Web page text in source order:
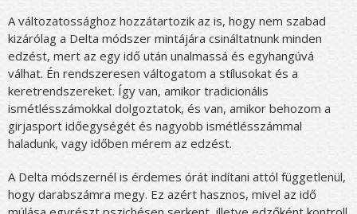
A változatossághoz hozzátartozik az is, hogy nem szabad
kizárólag a Delta módszer mintájára csináltatnunk minden
edzést, mert az egy idő után unalmassá és egyhangúvá
válhat. Én rendszeresen váltogatom a stílusokat és a
keretrendszereket. Így van, amikor tradicionális
ismétlésszámokkal dolgoztatok, és van, amikor behozom a
girjasport időegységét és nagyobb ismétlésszámmal
haladunk, vagy időben mérem az edzést.
A Delta módszernél is érdemes órát indítani attól függetlenül,
hogy darabszámra megy. Ez azért hasznos, mivel az idő